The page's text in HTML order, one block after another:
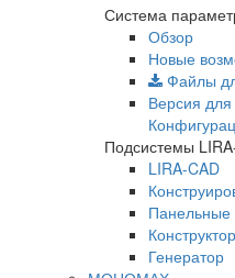
Система
Обзор
Новые
Файлы
Версия для
Подсистемы
LIRA-CAD
Панельные
Генератор